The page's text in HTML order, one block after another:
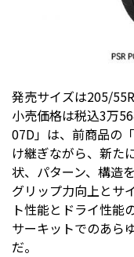
発売サイズは205/
小売価格は税込3万
07D」は、前商品の
け継ぎながら、新た
状、パターン、構造
グリップ力向上とサ
ト性能とドライ性能
サーキットでのあら
だ。